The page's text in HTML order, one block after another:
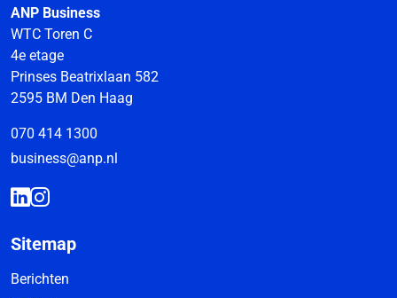
ANP Business
WTC Toren C
4e etage
Prinses Beatrixlaan 582
2595 BM Den Haag
070 414 1300
business@anp.nl
Sitemap
Berichten